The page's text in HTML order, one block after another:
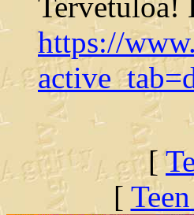
Tervetuloa!
https://
[
[